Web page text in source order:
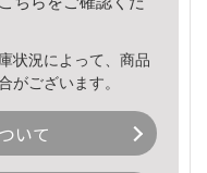
状況によって、商品
がございます。
いて